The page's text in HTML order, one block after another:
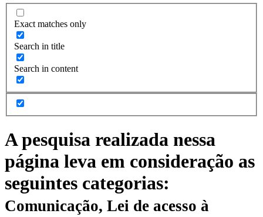
Exact matches only
Search in title
Search in content
A pesquisa realizada nessa
página leva em consideração as
seguintes categorias:
Comunicação, Lei de acesso à